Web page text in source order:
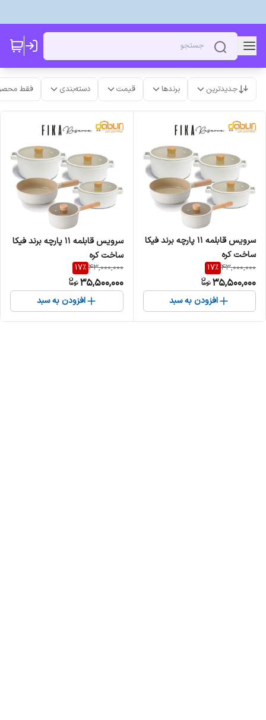
جدیدترین برندها قیمت دسته‌بندی فقط
سرویس قابلمه 11 پارچه برند فیکا
ساخت کره
43,000,000
17%
35,500,000
افزودن به سبد
سرویس قابلمه 11 پارچه برند فیکا
ساخت کره
43,000,000
17%
35,500,000
افزودن به سبد